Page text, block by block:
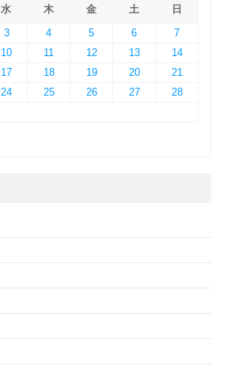
水 木 金 土
日
3 4 5 6
7
10 11 12 13
14
17 18 19 20
21
24 25 26 27
28